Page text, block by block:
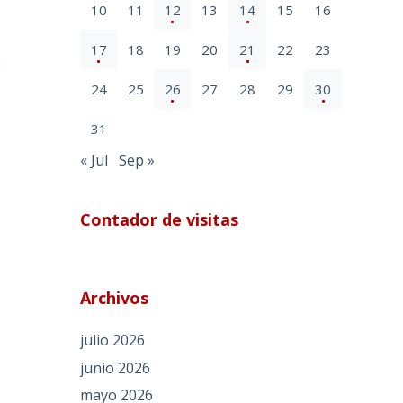
10 11 12 13 14 15 16
17 18 19 20 21 22 23
24 25 26 27 28 29 30
31
« Jul Sep »
Contador de visitas
Archivos
julio 2026
junio 2026
mayo 2026